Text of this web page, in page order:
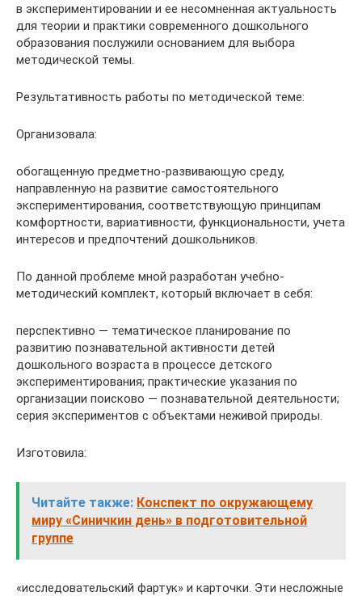
в экспериментировании и ее несомненная актуальность
для теории и практики современного дошкольного
образования послужили основанием для выбора
методической темы.
Результативность работы по методической теме:
Организовала:
обогащенную предметно-развивающую среду,
направленную на развитие самостоятельного
экспериментирования, соответствующую принципам
комфортности, вариативности, функциональности, учета
интересов и предпочтений дошкольников.
По данной проблеме мной разработан учебно-
методический комплект, который включает в себя:
перспективно — тематическое планирование по
развитию познавательной активности детей
дошкольного возраста в процессе детского
экспериментирования; практические указания по
организации поисково — познавательной деятельности;
серия экспериментов с объектами неживой природы.
Изготовила:
Читайте также: Конспект по окружающему
миру «Синичкин день» в подготовительной
группе
«исследовательский фартук» и карточки. Эти несложные